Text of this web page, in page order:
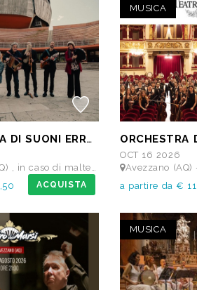
TRANSUMANZA DI SUONI ERRANTI di Ambrogio Sparagna
Marsi Avezzano AQ - Anfiteatro Romano di Alba Fucens
ACQUISTA
MUSICA
OCT 16 2026
Avezzano (AQ) - via
a partire da €
MUSICA